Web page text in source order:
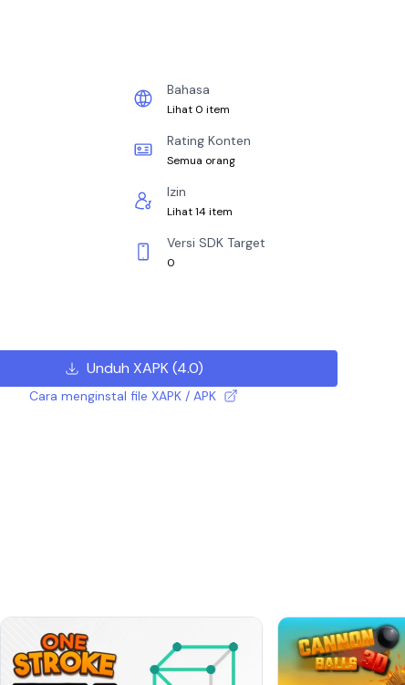
Bahasa
Lihat 0 item
Rating Konten
Semua orang
Izin
Lihat 14 item
Versi SDK Target
0
Unduh XAPK(4.0)
Cara menginstal file XAPK / APK